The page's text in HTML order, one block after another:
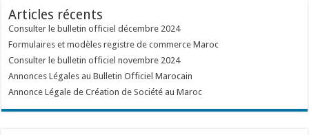
Articles récents
Consulter le bulletin officiel décembre 2024
Formulaires et modèles registre de commerce Maroc
Consulter le bulletin officiel novembre 2024
Annonces Légales au Bulletin Officiel Marocain
Annonce Légale de Création de Société au Maroc